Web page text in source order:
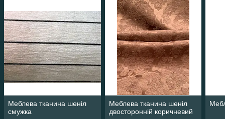
Меблева тканина шеніл
смужка
Меблева тканина шеніл
двосторонній коричневий